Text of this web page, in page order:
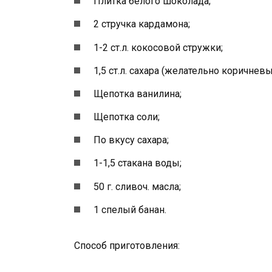
2 стручка кардамона;
1-2 ст.л. кокосовой стружки;
1,5 ст.л. сахара (желательно
Щепотка ванилина;
Щепотка соли;
По вкусу сахара;
1-1,5 стакана воды;
50 г. сливоч. масла;
1 спелый банан.
Способ приготовления: